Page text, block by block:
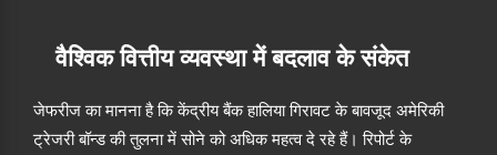
वैश्विक वित्तीय व्यवस्था में बदलाव के संकेत
जेफरीज का मानना है कि केंद्रीय बैंक हालिया गिरावट के बावजूद अमेरिकी
ट्रेजरी बॉन्ड की तुलना में सोने को अधिक महत्व दे रहे हैं। रिपोर्ट के